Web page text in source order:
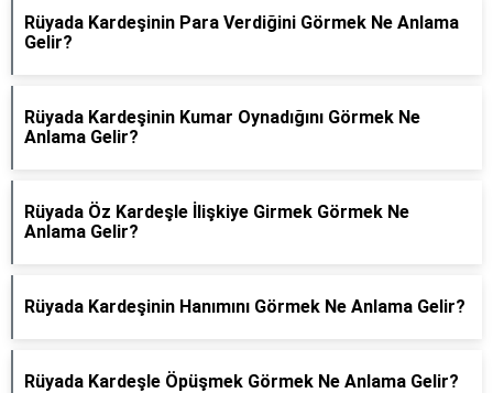
Rüyada Kardeşinin Para Verdiğini Görmek Ne Anlama
Gelir?
Rüyada Kardeşinin Kumar Oynadığını Görmek Ne
Anlama Gelir?
Rüyada Öz Kardeşle İlişkiye Girmek Görmek Ne
Anlama Gelir?
Rüyada Kardeşinin Hanımını Görmek Ne Anlama Gelir?
Rüyada Kardeşle Öpüşmek Görmek Ne Anlama Gelir?